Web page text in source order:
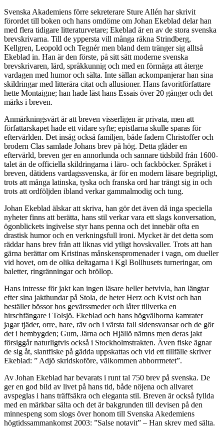
Svenska Akademiens förre sekreterare Sture Allén har skrivit
förordet till boken och hans omdöme om Johan Ekeblad delar han
med flera tidigare litteraturvetare; Ekeblad är en av de stora svenska
brevskrivarna. Till de yppersta vill många räkna Strindberg,
Kellgren, Leopold och Tegnér men bland dem tränger sig alltså
Ekeblad in. Han är den förste, på sitt sätt moderne svenska
brevskrivaren, lärd, språkkunnig och med en förmåga att återge
vardagen med humor och sälta. Inte sällan ackompanjerar han sina
skildringar med litterära citat och allusioner. Hans favoritförfattare
hette Montaigne; han hade läst hans Essais över 20 gånger och det
märks i breven.
Anmärkningsvärt är att breven visserligen är privata, men att
författarskapet hade ett vidare syfte; epistlarna skulle sparas för
eftervärlden. Det insåg också familjen, både fadern Christoffer och
brodern Clas samlade Johans brev på hög. Detta gläder en
eftervärld, breven ger en annorlunda och sannare tidsbild från 1600-
talet än de officiella skildringarna i läro- och fackböcker. Språket i
breven, dåtidens vardagssvenska, är för en modern läsare begripligt,
trots att många latinska, tyska och franska ord har trängt sig in och
trots att ordföljden ibland verkar gammalmodig och tung.
Johan Ekeblad älskar att skriva, han gör det även då inga speciella
nyheter finns att berätta, hans stil verkar vara ett slags konversation,
ögonblickets ingivelse styr hans penna och det innebär ofta en
drastisk humor och en verkningsfull ironi. Mycket är det detta som
räddar hans brev från att liknas vid ytligt hovskvaller. Trots att han
gärna berättar om Kristinas månskenspromenader i vagn, om dueller
vid hovet, om de olika deltagarna i Kgl Bollhusets turneringar, om
baletter, ringränningar och bröllop.
Hans intresse för jakt kan ingen läsare heller betvivla, han längtar
efter sina jakthundar på Stola, de heter Herz och Kvist och han
beställer bössor hos gevärssmeder och låter tillverka en
hirschfängare i Tolsjö. Ekeblad och hans högvälborna kamrater
jagar tjäder, orre, hare, räv och i värsta fall sidensvansar och de gör
det i hembygden; Gum, Järna och Hjällö nämns men deras jakt
försiggår naturligtvis också i Stockholmstrakten. Även fiske ägnar
de sig åt, slantfiske på gädda uppskattas och vid ett tillfälle skriver
Ekeblad: ” Adjö skridskoföre, välkommen abborrmetet”.
Av Johan Ekeblad har bevarats i runt tal 750 brev på svenska. De
ger en god bild av livet på hans tid, både nöjena och allvaret
avspeglas i hans träffsäkra och eleganta stil. Breven är också fyllda
med en märkbar sälta och det är bakgrunden till devisen på den
minnespeng som slogs över honom till Svenska Akedemiens
högtidssammankomst 2003: ”Salse notavit” – Han skrev med sälta.